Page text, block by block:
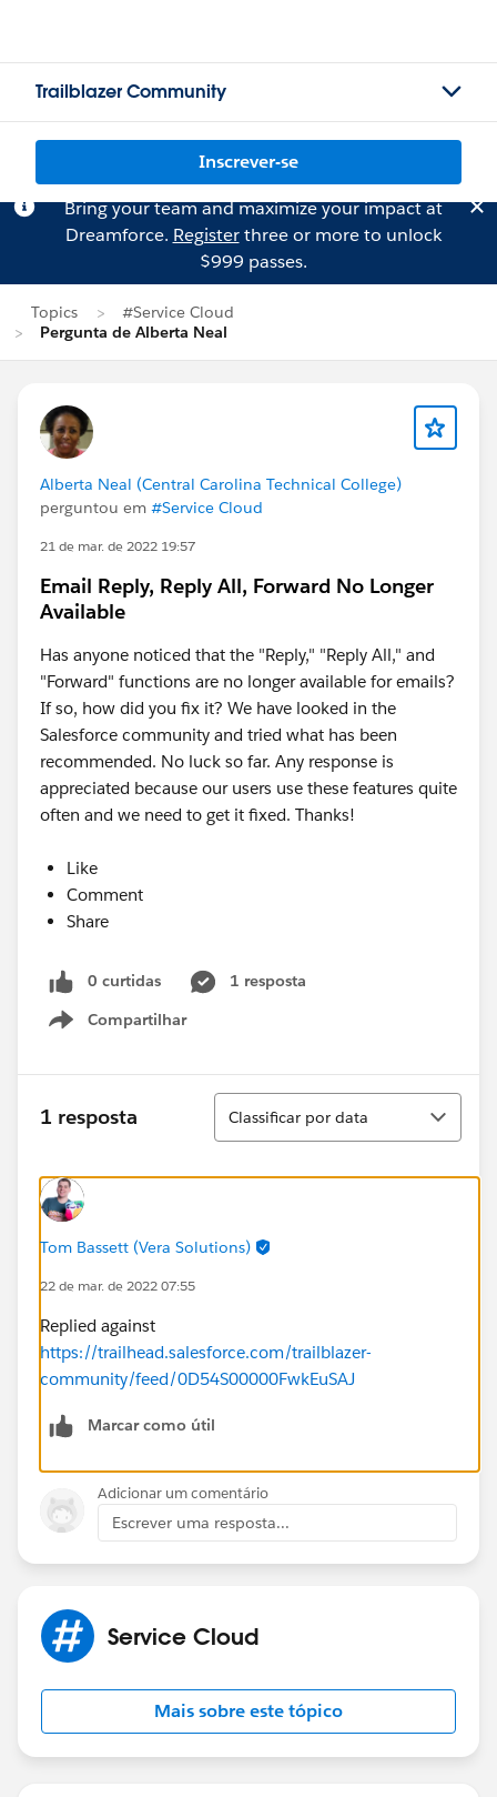
Trailblazer Community
Inscrever-se
Bring your team and maximize your impact at
Dreamforce. Registerthree or more to unlock
$999 passes.
Topics
#Service Cloud
Pergunta de Alberta Neal
Alberta Neal (Central Carolina Technical College)
perguntou em #Service Cloud
21 de mar. de 2022 19:57
Email Reply, Reply All, Forward No Longer
Available
Has anyone noticed that the "Reply," "Reply All," and
"Forward" functions are no longer available for emails?
If so, how did you fix it? We have looked in the
Salesforce community and tried what has been
recommended. No luck so far. Any response is
appreciated because our users use these features quite
often and we need to get it fixed. Thanks!
Like
Comment
Share
0 curtidas
1 resposta
Compartilhar
Show menu
1 resposta
Classificar
Classificar por data
Tom Bassett (Vera Solutions)
22 de mar. de 2022 07:55
Replied against
https://trailhead.salesforce.com/trailblazer-
community/feed/0D54S00000FwkEuSAJ
Marcar como útil
Adicionar um comentário
Escrever uma resposta...
Service Cloud
Mais sobre este tópico